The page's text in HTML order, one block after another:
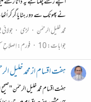
نے پھونک سے دور ہٹایا گِر کر
محمد خلیل الرحمٰن
لڑی جولائی 2، 2022
جوابات: 10 فورم:اِصلاحِ
ہفت اقسام از محمد خلیل
ہفت اقسام محمد خلیل الرحمٰن